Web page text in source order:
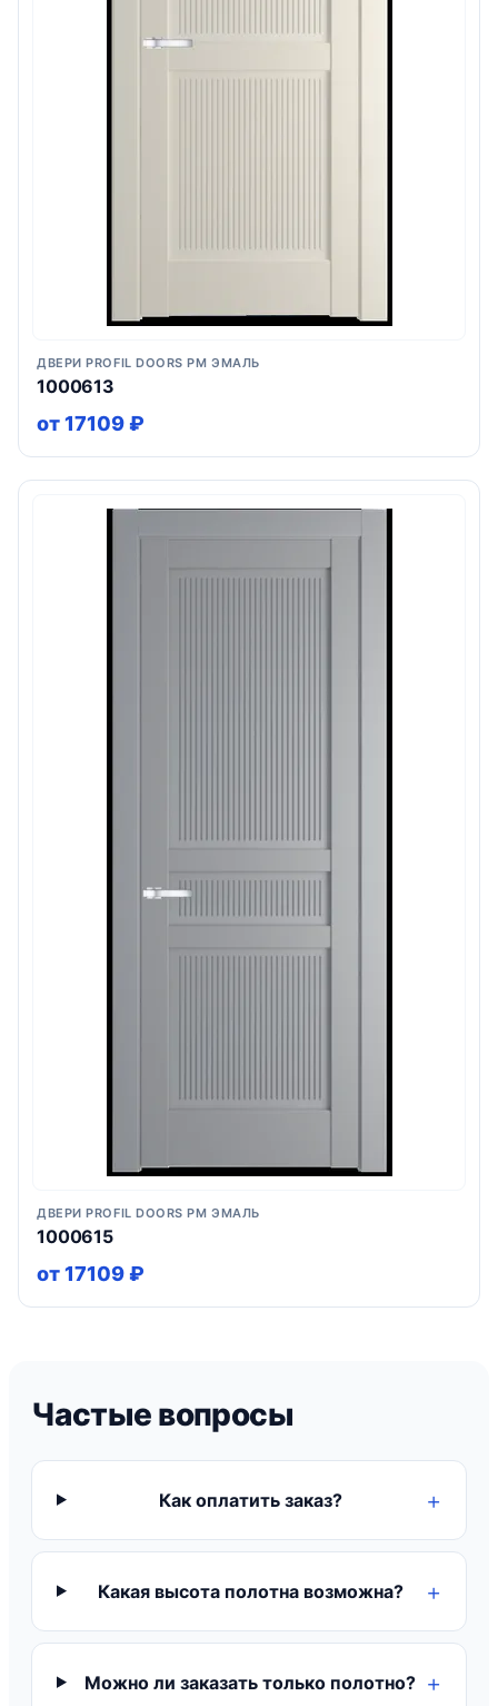
ДВЕРИ PROFIL DOORS PM ЭМАЛЬ
1000613
от 17109 ₽
ДВЕРИ PROFIL DOORS PM ЭМАЛЬ
1000615
от 17109 ₽
Частые вопросы
Как оплатить заказ?
Какая высота полотна возможна?
Можно ли заказать только полотно?